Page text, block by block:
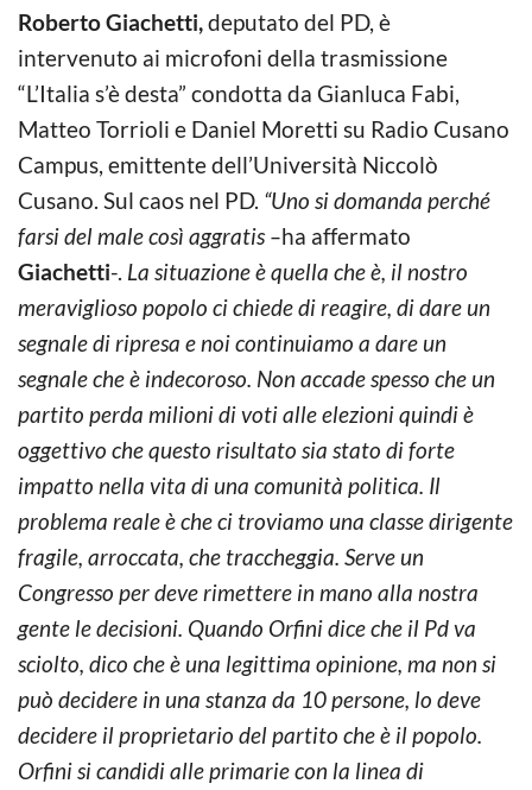
Roberto Giachetti,deputato del PD, è
intervenuto ai microfoni della trasmissione
“L’Italia s’è desta” condotta da Gianluca Fabi,
Matteo Torrioli e Daniel Moretti su Radio Cusano
Campus, emittente dell’Università Niccolò
Cusano. Sul caos nel PD. “Uno si domanda perché
farsi del male così aggratis –ha affermato
Giachetti-. La situazione è quella che è, il nostro
meraviglioso popolo ci chiede di reagire, di dare un
segnale di ripresa e noi continuiamo a dare un
segnale che è indecoroso. Non accade spesso che un
partito perda milioni di voti alle elezioni quindi è
oggettivo che questo risultato sia stato di forte
impatto nella vita di una comunità politica. Il
problema reale è che ci troviamo una classe dirigente
fragile, arroccata, che traccheggia. Serve un
Congresso per deve rimettere in mano alla nostra
gente le decisioni. Quando Orfini dice che il Pd va
sciolto, dico che è una legittima opinione, ma non si
può decidere in una stanza da 10 persone, lo deve
decidere il proprietario del partito che è il popolo.
Orfini si candidi alle primarie con la linea di